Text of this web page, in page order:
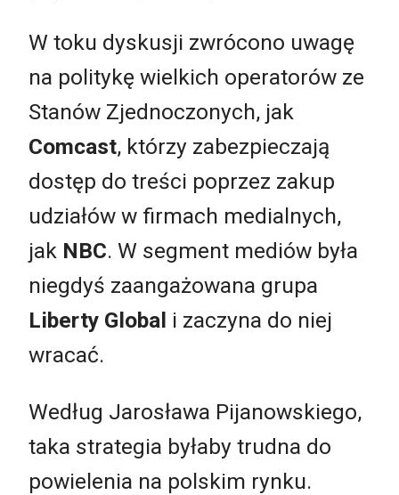
W toku dyskusji zwrócono uwagę
na politykę wielkich operatorów ze
Stanów Zjednoczonych, jak
Comcast, którzy zabezpieczają
dostęp do treści poprzez zakup
udziałów w firmach medialnych,
jak NBC. W segment mediów była
niegdyś zaangażowana grupa
Liberty Global i zaczyna do niej
wracać.
Według Jarosława Pijanowskiego,
taka strategia byłaby trudna do
powielenia na polskim rynku.